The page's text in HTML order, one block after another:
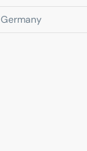
Germany